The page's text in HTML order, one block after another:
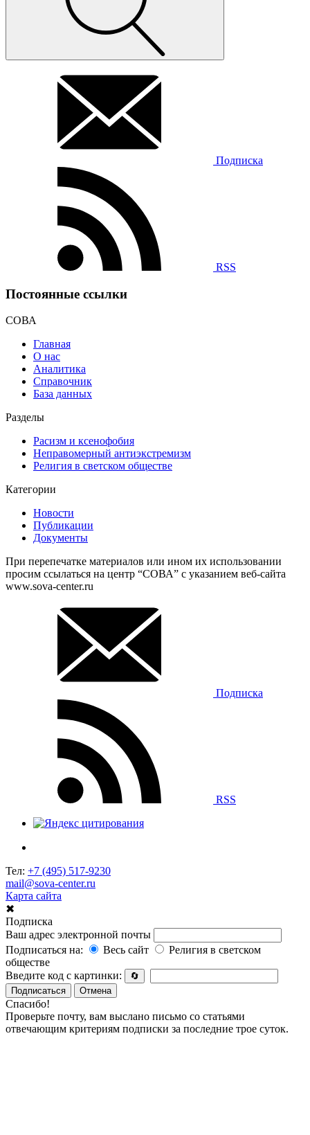
Подписка
RSS
Постоянные ссылки
СОВА
Главная
О нас
Аналитика
Справочник
База данных
Разделы
Расизм и ксенофобия
Неправомерный антиэкстремизм
Религия в светском обществе
Категории
Новости
Публикации
Документы
При перепечатке материалов или ином их использовании
просим ссылаться на центр “СОВА” с указанием веб-сайта
www.sova-center.ru
Подписка
RSS
Тел: +7 (495) 517-9230
mail@sova-center.ru
Карта сайта
✖
Подписка
Ваш адрес электронной почты
Подписаться на:
Весь сайт
Религия в светском
обществе
Введите код с картинки:
🔄
Подписаться
Отмена
Спасибо!
Проверьте почту, вам выслано письмо со статьями
отвечающим критериям подписки за последние трое суток.